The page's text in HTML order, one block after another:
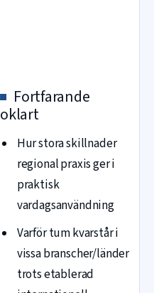
Fortfarande
oklart
Hur stora skillnader
regional praxis ger i
praktisk
vardagsanvändning
Varför tum kvarstår i
vissa branscher/länder
trots etablerad